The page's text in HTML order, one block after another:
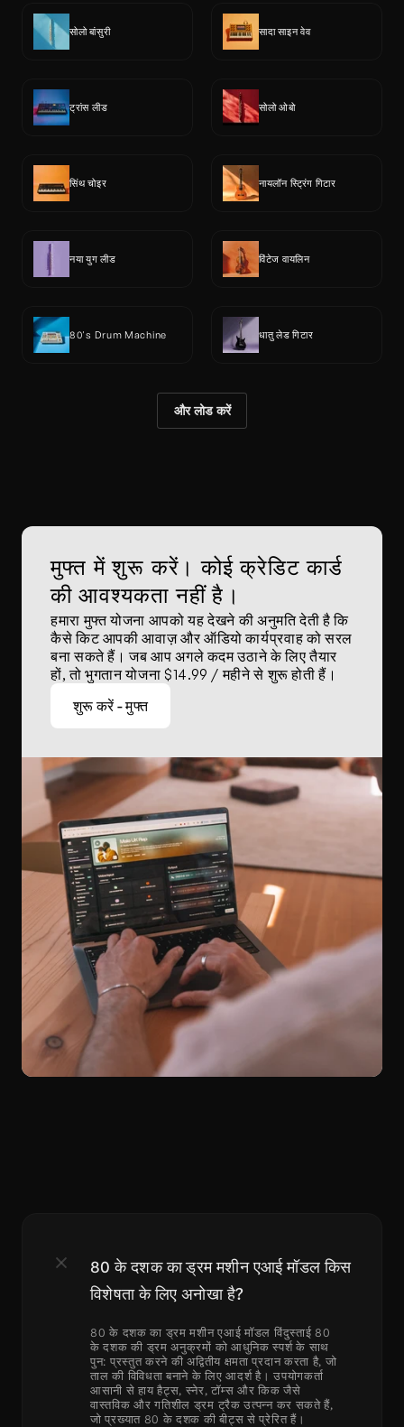
सोलो बांसुरी सादा साइन वेव
ट्रांस लीड सोलो ओबो
सिंथ चोइर नायलॉन स्ट्रिंग गिटार
नया युग लीड विंटेज वायलिन
80's Drum Machine धातु लेड गिटार
और लोड करें
मुफ्त में शुरू करें। कोई क्रेडिट कार्ड
की आवश्यकता नहीं है।
हमारा मुफ्त योजना आपको यह देखने की अनुमति देती है कि
कैसे किट आपकी आवाज़ और ऑडियो कार्यप्रवाह को सरल
बना सकते हैं। जब आप अगले कदम उठाने के लिए तैयार
हों, तो भुगतान योजना $14.99 / महीने से शुरू होती हैं।
शुरू करें - मुफ्त
80 के दशक का ड्रम मशीन एआई मॉडल किस
विशेषता के लिए अनोखा है?
80 के दशक का ड्रम मशीन एआई मॉडल विंदुस्ताई 80
के दशक की ड्रम अनुक्रमों को आधुनिक स्पर्श के साथ
पुन: प्रस्तुत करने की अद्वितीय क्षमता प्रदान करता है, जो
ताल की विविधता बनाने के लिए आदर्श है। उपयोगकर्ता
आसानी से हाय हैट्स, स्नेर, टॉम्स और किक जैसे
वास्तविक और गतिशील ड्रम ट्रैक उत्पन्न कर सकते हैं,
जो प्रख्यात 80 के दशक की बीट्स से प्रेरित हैं।